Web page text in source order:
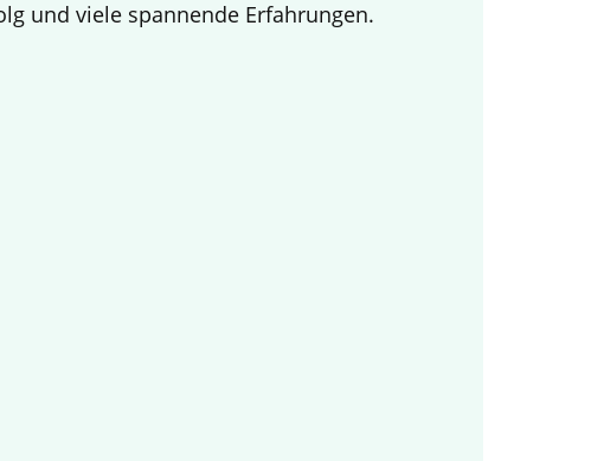
und viele spannende Erfahrungen.